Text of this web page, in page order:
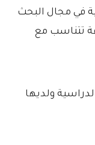
في مجال البحث
تتناسب مع
ولديها